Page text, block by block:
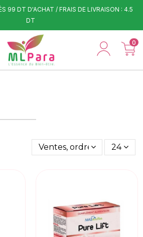
99 DT D'ACHAT / FRAIS DE LIVRAISON : 4.5
DT
0
Ventes, ordre décroissant
24